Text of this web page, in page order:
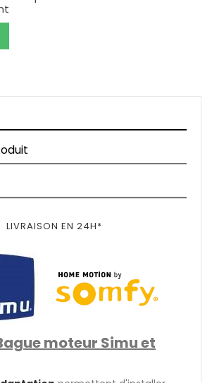
LIVRAISON EN 24H*
moteur Simu et